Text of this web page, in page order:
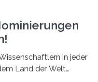
in jeder
Land der Welt